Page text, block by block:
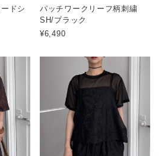
ドシ
パッチワークリーフ柄刺繍
SH/ブラック
¥6,490